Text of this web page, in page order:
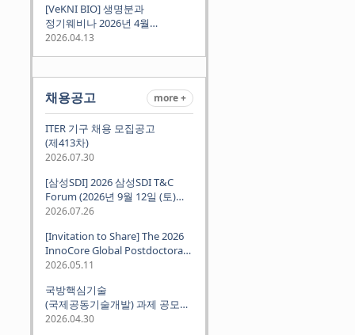
[VeKNI BIO] 생명분과
정기웨비나 2026년 4월
(2026.04.16 Thu 9:00PM)
2026.04.13
채용공고 more +
ITER 기구 채용 모집공고
(제413차)
2026.07.30
[삼성SDI] 2026 삼성SDI T&C
Forum (2026년 9월 12일 (토)
뮌헨 개최)
2026.07.26
[Invitation to Share] The 2026
InnoCore Global Postdoctoral
Job Fair: Meet Korea's 4 Major
Institutes
2026.05.11
국방핵심기술
(국제공동기술개발) 과제 공모
안내 (~2026.06.26)
2026.04.30